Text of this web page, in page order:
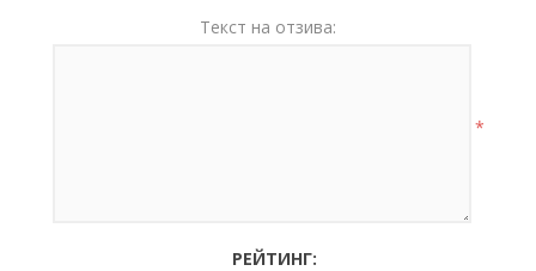
Текст на отзива:
*
РЕЙТИНГ: